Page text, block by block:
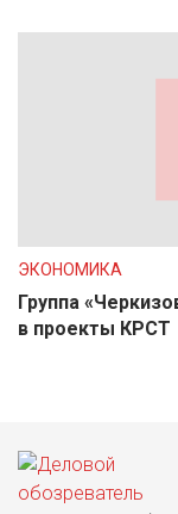
ЭКОНОМИКА
Группа
в проекты КРСТ